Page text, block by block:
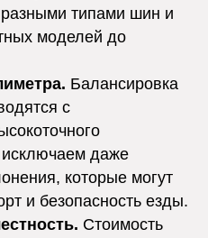
разными типами шин и
моделей до
Балансировка
с
даже
которые могут
и безопасность езды.
Стоимость